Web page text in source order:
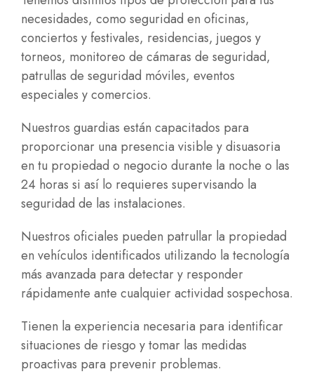
necesidades, como seguridad en oficinas,
conciertos y festivales, residencias, juegos y
torneos, monitoreo de cámaras de seguridad,
patrullas de seguridad móviles, eventos
especiales y comercios.
Nuestros guardias están capacitados para
proporcionar una presencia visible y disuasoria
en tu propiedad o negocio durante la noche o las
24 horas si así lo requieres supervisando la
seguridad de las instalaciones.
Nuestros oficiales pueden patrullar la propiedad
en vehículos identificados utilizando la tecnología
más avanzada para detectar y responder
rápidamente ante cualquier actividad sospechosa.
Tienen la experiencia necesaria para identificar
situaciones de riesgo y tomar las medidas
proactivas para prevenir problemas.